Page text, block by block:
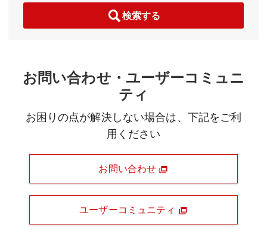
検索する
お問い合わせ・ユーザーコミュニ
ティ
お困りの点が解決しない場合は、下記をご利
用ください
お問い合わせ
ユーザーコミュニティ